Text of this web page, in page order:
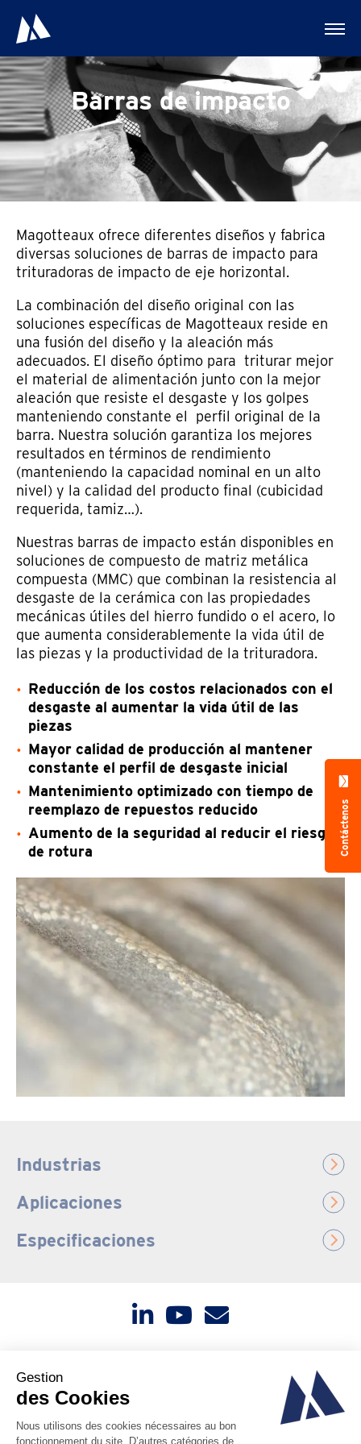
Barras de impacto
Magotteaux ofrece diferentes diseños y fabrica
diversas soluciones de barras de impacto para
trituradoras de impacto de eje horizontal.
La combinación del diseño original con las
soluciones específicas de Magotteaux reside en
una fusión del diseño y la aleación más
adecuados. El diseño óptimo para triturar mejor
el material de alimentación junto con la mejor
aleación que resiste el desgaste y los golpes
manteniendo constante el perfil original de la
barra. Nuestra solución garantiza los mejores
resultados en términos de rendimiento
(manteniendo la capacidad nominal en un alto
nivel) y la calidad del producto final (cubicidad
requerida, tamiz…).
Nuestras barras de impacto están disponibles en
soluciones de compuesto de matriz metálica
compuesta (MMC) que combinan la resistencia al
desgaste de la cerámica con las propiedades
mecánicas útiles del hierro fundido o el acero, lo
que aumenta considerablemente la vida útil de
las piezas y la productividad de la trituradora.
Reducción de los costos relacionados con el
desgaste al aumentar la vida útil de las
piezas
Mayor calidad de producción al mantener
constante el perfil de desgaste inicial
Mantenimiento optimizado con tiempo de
reemplazo de repuestos reducido
Aumento de la seguridad al reducir el riesgo
de rotura
Industrias
Aplicaciones
Especificaciones
Contáctenos